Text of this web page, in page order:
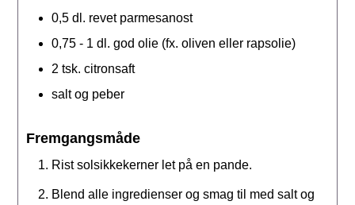
0,5 dl. revet parmesanost
0,75 - 1dl. god olie (fx. oliven eller rapsolie)
2 tsk. citronsaft
salt og peber
Fremgangsmåde
Rist solsikkekerner let på en pande.
Blend alle ingredienser og smag til med salt og